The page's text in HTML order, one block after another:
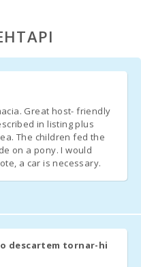
- 30 євро/день
надаються дитяче
додаткове ліжко і
становить – 38 євро в
Great host- friendly
in listing plus
The children fed the
on a pony. I would
a car is necessary.
descartem tornar-hi